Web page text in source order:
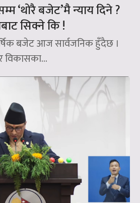
‘थोरै बजेट’मै न्याय दिने ?
सिक्ने कि !
बजेट आज सार्वजनिक हुँदैछ ।
विकासका...